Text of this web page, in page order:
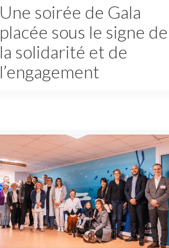
Une soirée de Gala
placée sous le signe de
la solidarité et de
l’engagement